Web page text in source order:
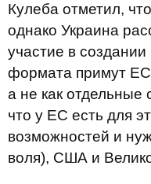
Кулеба отметил,
однако Украина
участие в
формата примут
а не как
что у ЕС есть для
возможностей и
воля), США и